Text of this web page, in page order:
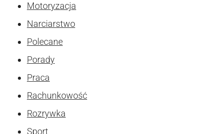
Motoryzacja
Narciarstwo
Polecane
Porady
Praca
Rachunkowość
Rozrywka
Sport